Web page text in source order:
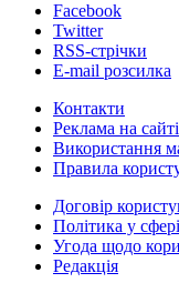
Facebook
Twitter
RSS-стрічки
E-mail розсилка
Контакти
Реклама на сайті
Використання
Правила
Договір
Політика у
Угода щодо
Редакція